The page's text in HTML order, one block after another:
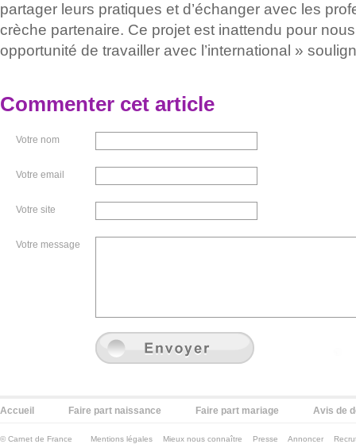
partager leurs pratiques et d’échanger avec les
crèche partenaire. Ce projet est inattendu pour
opportunité de travailler avec l’international »
Commenter cet article
Votre nom
Votre email
Votre site
Votre message
Accueil Faire part naissance Faire part mariage Avis de
© Carnet de France Mentions légales Mieux nous connaître Presse Annoncer